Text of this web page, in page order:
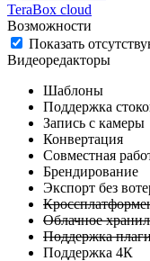
TeraBox cloud
Возможности
Показать
Видеоредакторы
Шаблоны
Поддержка
Запись с камеры
Конвертация
Совместная
Брендирование
Экспорт без
Облачное
Поддержка
Поддержка 4К